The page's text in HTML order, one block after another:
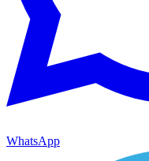
WhatsApp